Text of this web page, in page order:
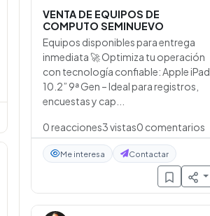
VENTA DE EQUIPOS DE
COMPUTO SEMINUEVO
Equipos disponibles para entrega
inmediata 🚀 Optimiza tu operación
con tecnología confiable: Apple iPad
10.2” 9ª Gen – Ideal para registros,
encuestas y cap...
0reacciones3vistas0 comentarios
Me interesa Contactar